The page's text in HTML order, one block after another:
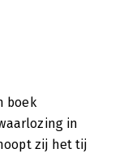
boek
in
zij het tij